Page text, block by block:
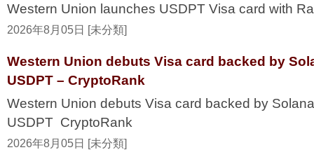
Western Union launches USDPT Visa card with
2026年8月05日 [未分類]
Western Union debuts Visa card backed by
USDPT – CryptoRank
Western Union debuts Visa card backed by
USDPT CryptoRank
2026年8月05日 [未分類]